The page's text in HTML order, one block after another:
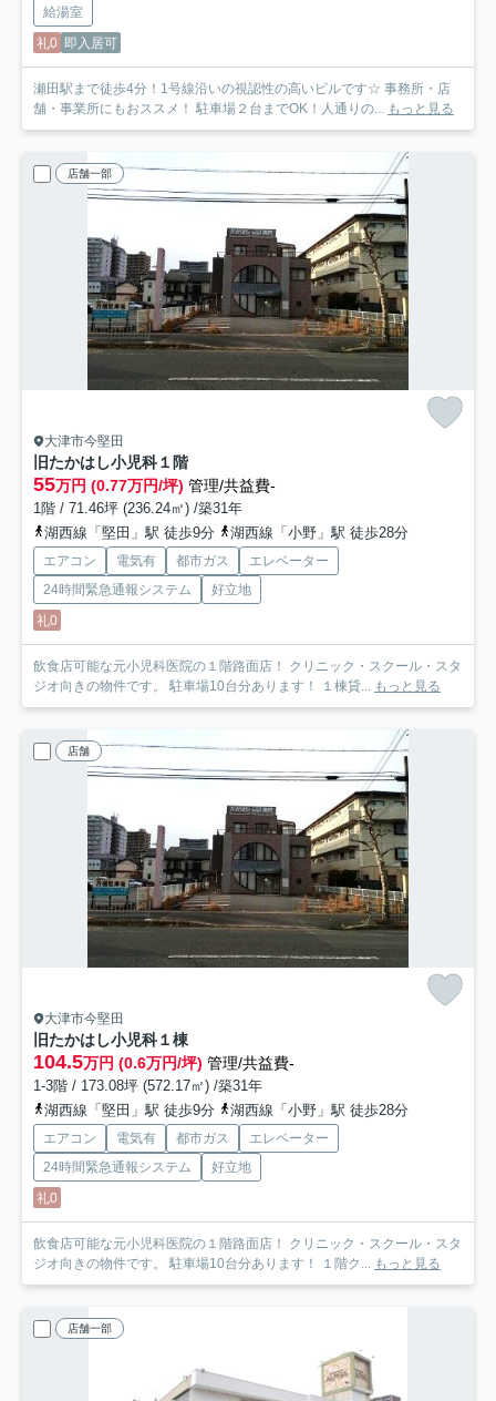
給湯室
礼0 即入居可
瀬田駅まで徒歩4分！1号線沿いの視認性の高いビルです☆ 事務所・店
舗・事業所にもおススメ！ 駐車場２台までOK！人通りの... もっと見る
店舗一部
大津市今堅田
旧たかはし小児科１階
55万円 (0.77万円/坪) 管理/共益費-
1階 / 71.46坪 (236.24㎡) /築31年
湖西線「堅田」駅 徒歩9分
湖西線「小野」駅 徒歩28分
エアコン 電気有 都市ガス
エレベーター
24時間緊急通報システム
好立地
礼0
飲食店可能な元小児科医院の１階路面店！ クリニック・スクール・スタ
ジオ向きの物件です。 駐車場10台分あります！ １棟貸... もっと見る
店舗
大津市今堅田
旧たかはし小児科１棟
104.5万円 (0.6万円/坪) 管理/共益費-
1-3階 / 173.08坪 (572.17㎡) /築31年
湖西線「堅田」駅 徒歩9分
湖西線「小野」駅 徒歩28分
エアコン 電気有 都市ガス
エレベーター
24時間緊急通報システム
好立地
礼0
飲食店可能な元小児科医院の１階路面店！ クリニック・スクール・スタ
ジオ向きの物件です。 駐車場10台分あります！ １階ク... もっと見る
店舗一部